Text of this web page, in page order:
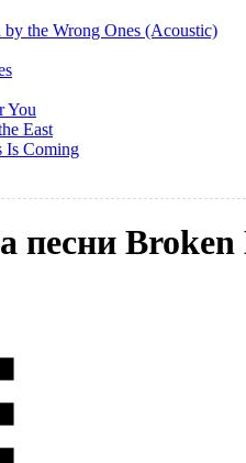
the Wrong Ones (Acoustic)
You
East
Is Coming
песни